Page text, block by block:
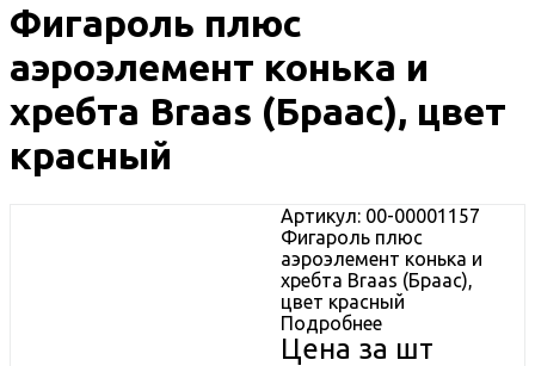
Фигароль плюс
аэроэлемент конька и
хребта Braas (Браас), цвет
красный
Артикул: 00-00001157
Фигароль плюс
аэроэлемент конька и
хребта Braas (Браас),
цвет красный
Подробнее
Цена за шт